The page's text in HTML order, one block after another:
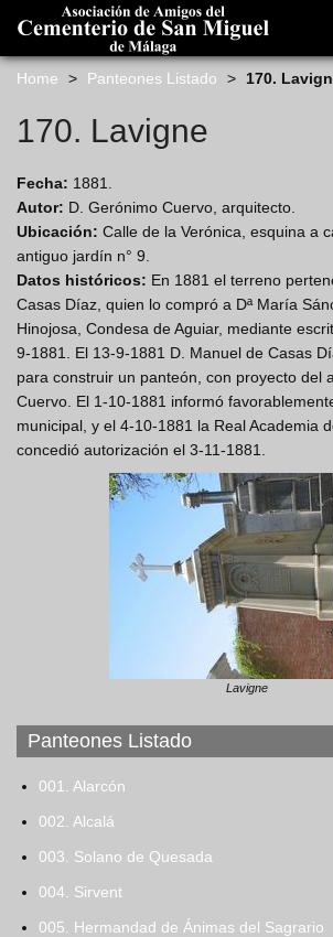
Home
> Panteones Listado > 170.
170. Lavigne
Fecha: 1881.
Autor: D. Gerónimo Cuervo, arquitecto.
Ubicación: Calle de la Verónica, esquina a
antiguo jardín n° 9.
Datos históricos: En 1881 el terreno
Casas Díaz, quien lo compró a Dª María
Hinojosa, Condesa de Aguiar, mediante
9-1881. El 13-9-1881 D. Manuel de Casas
para construir un panteón, con proyecto del
Cuervo. El 1-10-1881 informó
municipal, y el 4-10-1881 la Real Academia
concedió autorización el 3-11-1881.
Lavigne
Panteones Listado
001. Alarcón
002. Alcalá
003. Solano de Quesada
004. Sirvent
005. Hermandad de Ánimas del Sagrario